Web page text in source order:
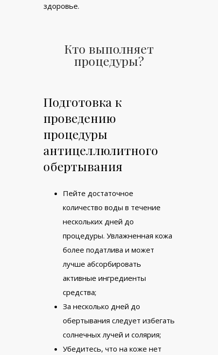
здоровье.
Кто выполняет
процедуры?
Подготовка к
проведению
процедуры
антицеллюлитного
обертывания
Пейте достаточное
количество воды в течение
нескольких дней до
процедуры. Увлажненная кожа
более податлива и может
лучше абсорбировать
активные ингредиенты
средства;
За несколько дней до
обертывания следует избегать
солнечных лучей и солярия;
Убедитесь, что на коже нет